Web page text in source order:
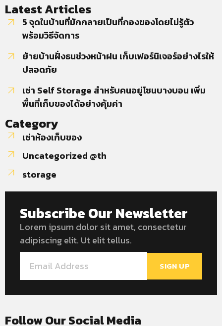
Latest Articles
5 จุดในบ้านที่มักกลายเป็นที่กองของโดยไม่รู้ตัว
พร้อมวิธีจัดการ
ย้ายบ้านฝั่งธนช่วงหน้าฝน เก็บเฟอร์นิเจอร์อย่างไรให้
ปลอดภัย
เช่า Self Storage สำหรับคนอยู่โซนบางบอน เพิ่ม
พื้นที่เก็บของได้อย่างคุ้มค่า
Category
เช่าห้องเก็บของ
Uncategorized @th
storage
Subscribe Our Newsletter
Lorem ipsum dolor sit amet, consectetur
adipiscing elit. Ut elit tellus.
SIGN UP
Follow Our Social Media